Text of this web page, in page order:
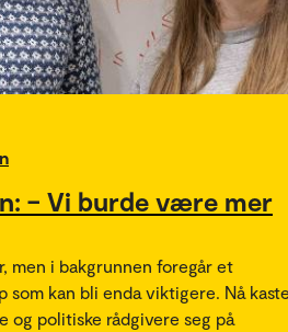
– Vi burde være mer
men i bakgrunnen foregår et
som kan bli enda viktigere. Nå
og politiske rådgivere seg på